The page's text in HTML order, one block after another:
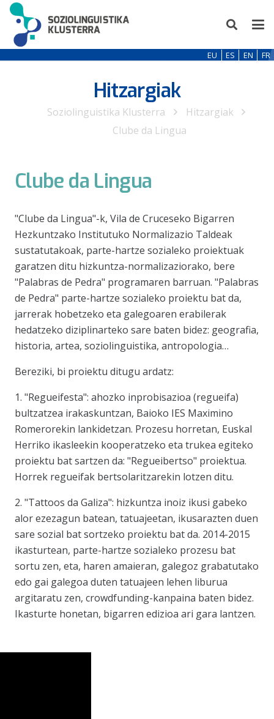
EU ES EN FR
Hitzargiak
Soziolinguistika Klusterra
Hitzargiak
Clube da Lingua
Clube da Lingua
"Clube da Lingua"-k, Vila de Cruceseko Bigarren
Hezkuntzako Institutuko Normalizazio Taldeak
sustatutakoak, parte-hartze sozialeko proiektuak
garatzen ditu hizkuntza-normalizaziorako, bere
"Palabras de Pedra" programaren barruan. "Palabras
de Pedra" parte-hartze sozialeko proiektu bat da,
jarrerak hobetzeko eta galegoaren erabilerak
hedatzeko diziplinarteko sare baten bidez: geografia,
historia, artea, soziolinguistika, antropologia…
Bereziki, bi proiektu ditugu ardatz:
1. "Regueifesta": ahozko inprobisazioa (regueifa)
bultzatzea irakaskuntzan, Baioko IES Maximino
Romerorekin lankidetzan. Prozesu horretan, Euskal
Herriko ikasleekin kooperatzeko eta trukea egiteko
proiektu bat sartzen da: "Regueibertso" proiektua.
Horrek regueifak bertsolaritzarekin lotzen ditu.
2. "Tattoos da Galiza": hizkuntza inoiz ikusi gabeko
alor ezezagun batean, tatuajeetan, ikusarazten duen
sare sozial bat sortzeko proiektu bat da. 2014-2015
ikasturtean, parte-hartze sozialeko prozesu bat
sortu zen, eta, haren amaieran, galegoz grabatutako
edo gai galegoa duten tatuajeen lehen liburua
argitaratu zen, crowdfunding-kanpaina baten bidez.
Ikasturte honetan, bigarren edizioa ari gara lantzen.